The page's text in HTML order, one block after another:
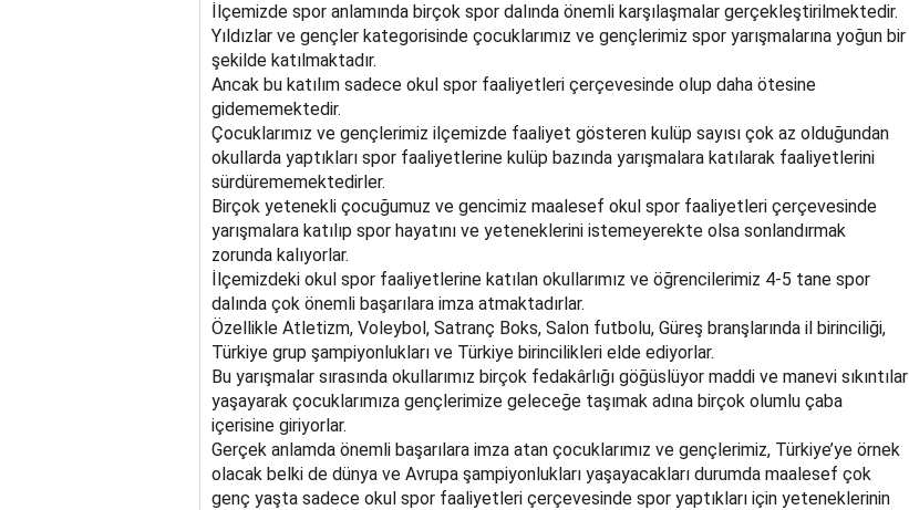
İlçemizde spor anlamında birçok spor dalında önemli karşılaşmalar gerçekleştirilmektedir.
Yıldızlar ve gençler kategorisinde çocuklarımız ve gençlerimiz spor yarışmalarına yoğun bir
şekilde katılmaktadır.
Ancak bu katılım sadece okul spor faaliyetleri çerçevesinde olup daha ötesine
gidememektedir.
Çocuklarımız ve gençlerimiz ilçemizde faaliyet gösteren kulüp sayısı çok az olduğundan
okullarda yaptıkları spor faaliyetlerine kulüp bazında yarışmalara katılarak faaliyetlerini
sürdürememektedirler.
Birçok yetenekli çocuğumuz ve gencimiz maalesef okul spor faaliyetleri çerçevesinde
yarışmalara katılıp spor hayatını ve yeteneklerini istemeyerekte olsa sonlandırmak
zorunda kalıyorlar.
İlçemizdeki okul spor faaliyetlerine katılan okullarımız ve öğrencilerimiz 4-5 tane spor
dalında çok önemli başarılara imza atmaktadırlar.
Özellikle Atletizm, Voleybol, Satranç Boks, Salon futbolu, Güreş branşlarında il birinciliği,
Türkiye grup şampiyonlukları ve Türkiye birincilikleri elde ediyorlar.
Bu yarışmalar sırasında okullarımız birçok fedakârlığı göğüslüyor maddi ve manevi sıkıntılar
yaşayarak çocuklarımıza gençlerimize geleceğe taşımak adına birçok olumlu çaba
içerisine giriyorlar.
Gerçek anlamda önemli başarılara imza atan çocuklarımız ve gençlerimiz, Türkiye’ye örnek
olacak belki de dünya ve Avrupa şampiyonlukları yaşayacakları durumda maalesef çok
genç yaşta sadece okul spor faaliyetleri çerçevesinde spor yaptıkları için yeteneklerinin